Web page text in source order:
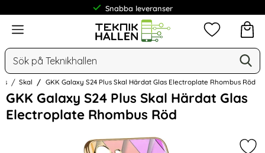
Snabba leveranser
Frakt från 19 kr
Meny
Sök
Mina
Skal GKK Galaxy S24 Plus Skal Härdat Glas Electroplate Rhombus Röd
GKK Galaxy S24 Plus Skal Härdat Glas
Electroplate Rhombus Röd
Hoppa
över
Bilder